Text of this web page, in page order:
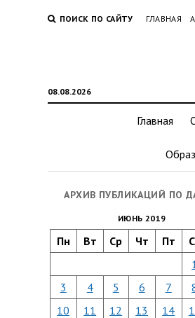
ПОИСК ПО САЙТУ ГЛАВНАЯ
08.08.2026
Главная
АРХИВ ПУБЛИКАЦИЙ ПО
ИЮНЬ 2019
Пн Вт Ср Чт Пт
3
4 5 6 7
10
11 12 13 14